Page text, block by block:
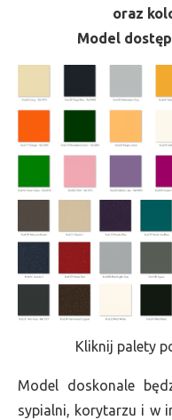
oraz
Model
Kliknij palety
Model doskonale
sypialni, korytarzu i w